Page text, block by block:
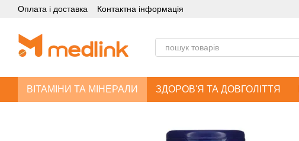
Перейти до основного контенту
Оплата і доставка Контактна інформація
ВІТАМІНИ ТА МІНЕРАЛИ ЗДОРОВ'Я ТА ДОВГОЛІТТЯ